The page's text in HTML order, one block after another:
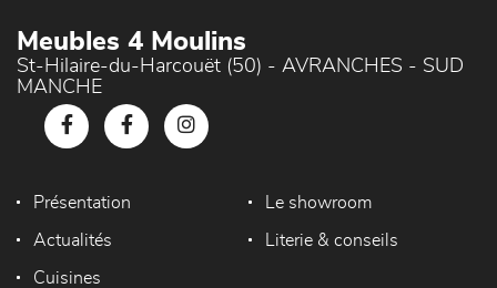
Meubles 4 Moulins
St-Hilaire-du-Harcouët (50) - AVRANCHES - SUD
MANCHE
Présentation Le showroom
Actualités Literie & conseils
Cuisines